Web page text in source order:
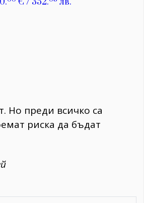
Но преди всичко са
риска да бъдат